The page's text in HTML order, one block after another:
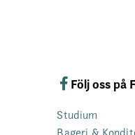
Följ oss på
Studium